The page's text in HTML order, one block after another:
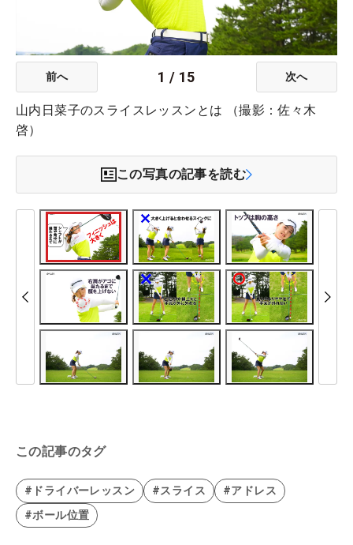
前へ 1 / 15 次へ
山内日菜子のスライスレッスンとは （撮影：佐々木
啓）
この写真の記事を読む
この記事のタグ
#ドライバーレッスン #スライス
#アドレス
#ボール位置